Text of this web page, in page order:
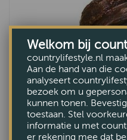
Welkom bij
countrylifestyle.nl
Aan de hand van die
analyseert
bezoek om u
kunnen tonen.
toestaan. Stel
informatie u met
er rekening mee dat